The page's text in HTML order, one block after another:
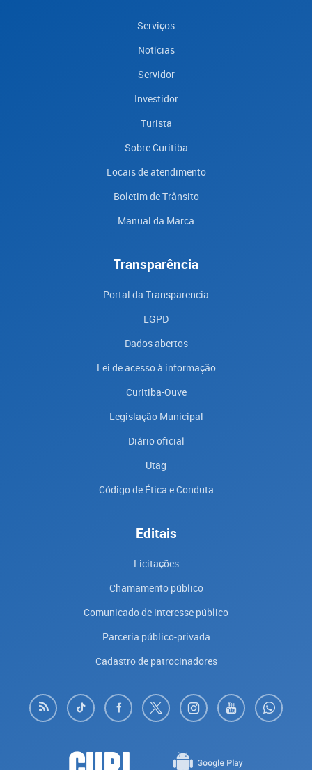
Serviços
Notícias
Servidor
Investidor
Turista
Sobre Curitiba
Locais de atendimento
Boletim de Trânsito
Manual da Marca
Transparência
Portal da Transparencia
LGPD
Dados abertos
Lei de acesso à informação
Curitiba-Ouve
Legislação Municipal
Diário oficial
Utag
Código de Ética e Conduta
Editais
Licitações
Chamamento público
Comunicado de interesse público
Parceria público-privada
Cadastro de patrocinadores